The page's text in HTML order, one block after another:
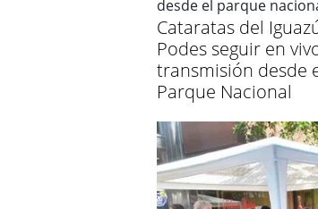
Cataratas del
Podes seguir en
transmisión desde
Parque Nacional